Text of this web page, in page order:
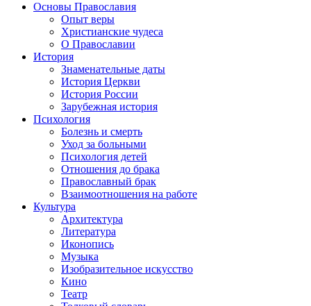
Основы Православия
Опыт веры
Христианские чудеса
О Православии
История
Знаменательные даты
История Церкви
История России
Зарубежная история
Психология
Болезнь и смерть
Уход за больными
Психология детей
Отношения до брака
Православный брак
Взаимоотношения на работе
Культура
Архитектура
Литература
Иконопись
Музыка
Изобразительное искусство
Кино
Театр